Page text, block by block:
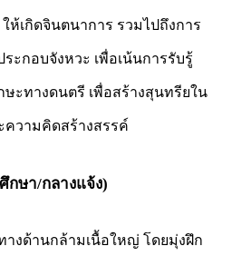
เกิดจินตนาการ รวมไปถึงการ
ะกอบจังหวะ เพื่อเน้นการรับรู้
ะทางดนตรี เพื่อสร้างสุนทรียใน
ความคิดสร้างสรรค์
กษา/กลางแจ้ง)
งด้านกล้ามเนื้อใหญ่ โดยมุ่งฝึก